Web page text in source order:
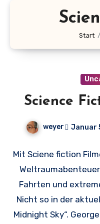
Start
Science
weyer Januar
Mit Sciene fiction
Fahrten und
Nicht so in der
Midnight Sky“.